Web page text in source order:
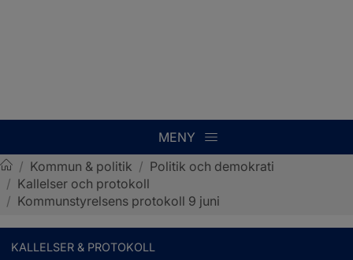
MENY
Sotenäs kommun
/ Kommun & politik / Politik och demokrati
/ Kallelser och protokoll
/ Kommunstyrelsens protokoll 9 juni
KALLELSER & PROTOKOLL